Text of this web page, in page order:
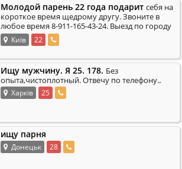
Молодой парень 22 года подарит себя на
короткое время щедрому другу. Звоните в
любое время 8-911-165-43-24. Выезд по городу
и встреча у меня.
Київ 22
Ищу мужчину. Я 25. 178. Без
опыта,чистоплотный. Отвечу по телефону..
Харків 25
ищу парня
Донецьк 28